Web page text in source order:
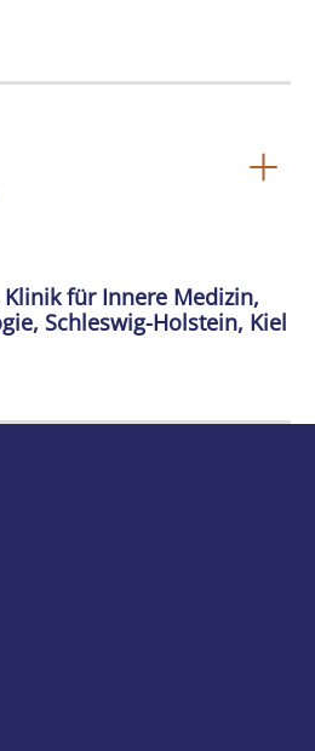
Klinik für Innere Medizin,
Schleswig-Holstein, Kiel